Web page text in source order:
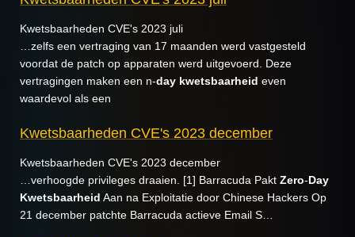
Kwetsbaarheden CVE's 2023 juli
…zelfs een vertraging van 17 maanden werd vastgesteld
voordat de patch op apparaten werd uitgevoerd. Deze
vertragingen maken een n-day kwetsbaarheid even
waardevol als een
Kwetsbaarheden CVE's 2023 december
Kwetsbaarheden CVE's 2023 december
…verhoogde privileges draaien. [1] Barracuda Pakt Zero-Day
Kwetsbaarheid Aan na Exploitatie door Chinese Hackers Op
21 december patchte Barracuda actieve Email S…